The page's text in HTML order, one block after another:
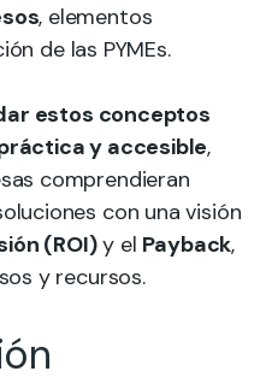
, elementos
de las PYMEs.
estos conceptos
y accesible,
comprendieran
con una visión
(ROI)y el Payback,
y recursos.